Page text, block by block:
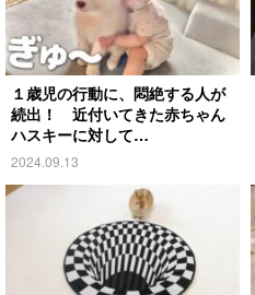
１歳児の行動に、悶絶する人が
続出！ 近付いてきた赤ちゃん
ハスキーに対して…
2024.09.13